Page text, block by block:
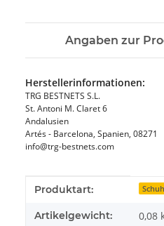
Angaben zur
Herstellerinformationen:
TRG BESTNETS S.L.
St. Antoni M. Claret 6
Andalusien
Artés - Barcelona, Spanien, 08271
info@trg-bestnets.com
Produkteigenschaft
Wert
Produktart:
Artikelgewicht: 0,08